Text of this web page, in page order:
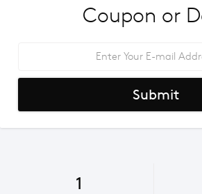
Coupon or
Submit
1